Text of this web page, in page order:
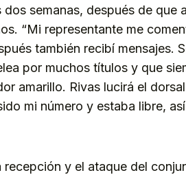
semanas, después de que
“Mi representante me
también recibí mensajes.
por muchos títulos y que
amarillo. Rivas lucirá el
mi número y estaba libre,
recepción y el ataque del